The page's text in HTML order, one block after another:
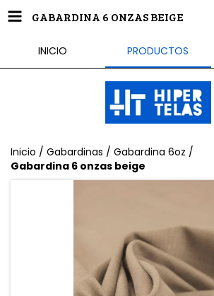
GABARDINA 6 ONZAS BEIGE
INICIO PRODUCTOS
Inicio / Gabardinas / Gabardina 6oz /
Gabardina 6 onzas beige